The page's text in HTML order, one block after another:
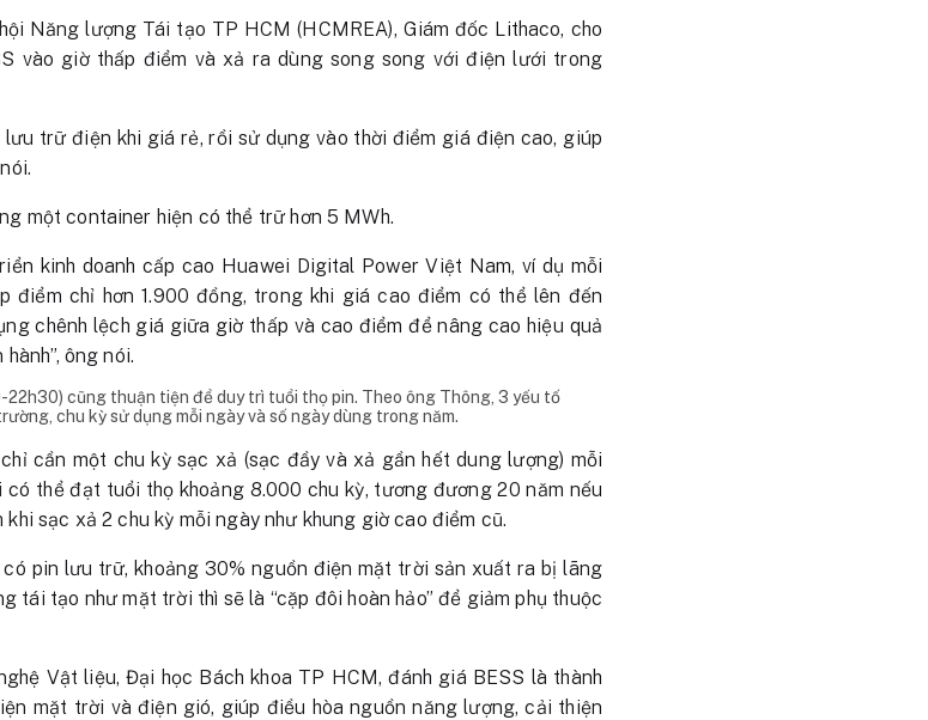
Năng lượng Tái tạo TP HCM (HCMREA), Giám đốc Lithaco, cho
vào giờ thấp điểm và xả ra dùng song song với điện lưới trong
trữ điện khi giá rẻ, rồi sử dụng vào thời điểm giá điện cao, giúp
một container hiện có thể trữ hơn 5 MWh.
kinh doanh cấp cao Huawei Digital Power Việt Nam, ví dụ mỗi
điểm chỉ hơn 1.900 đồng, trong khi giá cao điểm có thể lên đến
chênh lệch giá giữa giờ thấp và cao điểm để nâng cao hiệu quả
ông nói.
cũng thuận tiện để duy trì tuổi thọ pin. Theo ông Thông, 3 yếu tố
chu kỳ sử dụng mỗi ngày và số ngày dùng trong năm.
cần một chu kỳ sạc xả (sạc đầy và xả gần hết dung lượng) mỗi
thể đạt tuổi thọ khoảng 8.000 chu kỳ, tương đương 20 năm nếu
sạc xả 2 chu kỳ mỗi ngày như khung giờ cao điểm cũ.
pin lưu trữ, khoảng 30% nguồn điện mặt trời sản xuất ra bị lãng
tái tạo như mặt trời thì sẽ là “cặp đôi hoàn hảo” để giảm phụ thuộc
Vật liệu, Đại học Bách khoa TP HCM, đánh giá BESS là thành
mặt trời và điện gió, giúp điều hòa nguồn năng lượng, cải thiện